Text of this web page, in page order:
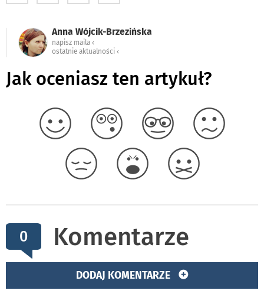
Anna Wójcik-Brzezińska
napisz maila ‹
ostatnie aktualności ‹
Jak oceniasz ten artykuł?
0 Komentarze
DODAJ KOMENTARZE